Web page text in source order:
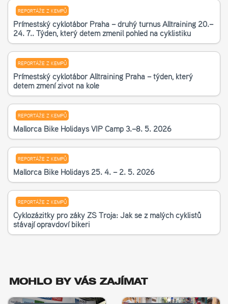
REPORTÁŽE Z KEMPŮ
Příměstský cyklotábor Praha – druhý turnus Alltraining 20.–
24. 7.. Týden, který dětem změnil pohled na cyklistiku
REPORTÁŽE Z KEMPŮ
Příměstský cyklotábor Alltraining Praha – týden, který
dětem změní život na kole
REPORTÁŽE Z KEMPŮ
Mallorca Bike Holidays VIP Camp 3.–8. 5. 2026
REPORTÁŽE Z KEMPŮ
Mallorca Bike Holidays 25. 4. – 2. 5. 2026
REPORTÁŽE Z KEMPŮ
Cyklozážitky pro žáky ZŠ Troja: Jak se z malých cyklistů
stávají opravdoví bikeři
MOHLO BY VÁS ZAJÍMAT